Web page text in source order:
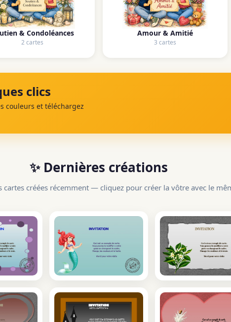
& Condoléances
2 cartes
Amour & Amitié
3 cartes
clics
couleurs et téléchargez
✨ Dernières créations
cartes créées récemment — cliquez pour créer la vôtre avec le